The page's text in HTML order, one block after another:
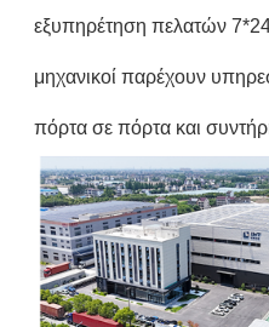
εξυπηρέτηση πελατών
μηχανικοί παρέχουν
πόρτα σε πόρτα και